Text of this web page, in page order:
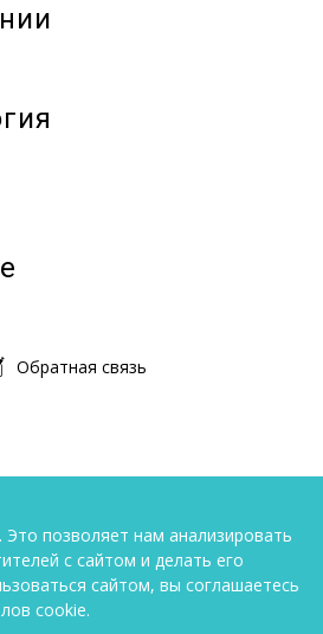
Обратная связь
позволяет нам анализировать
с сайтом и делать его
сайтом, вы соглашаетесь
cookie.